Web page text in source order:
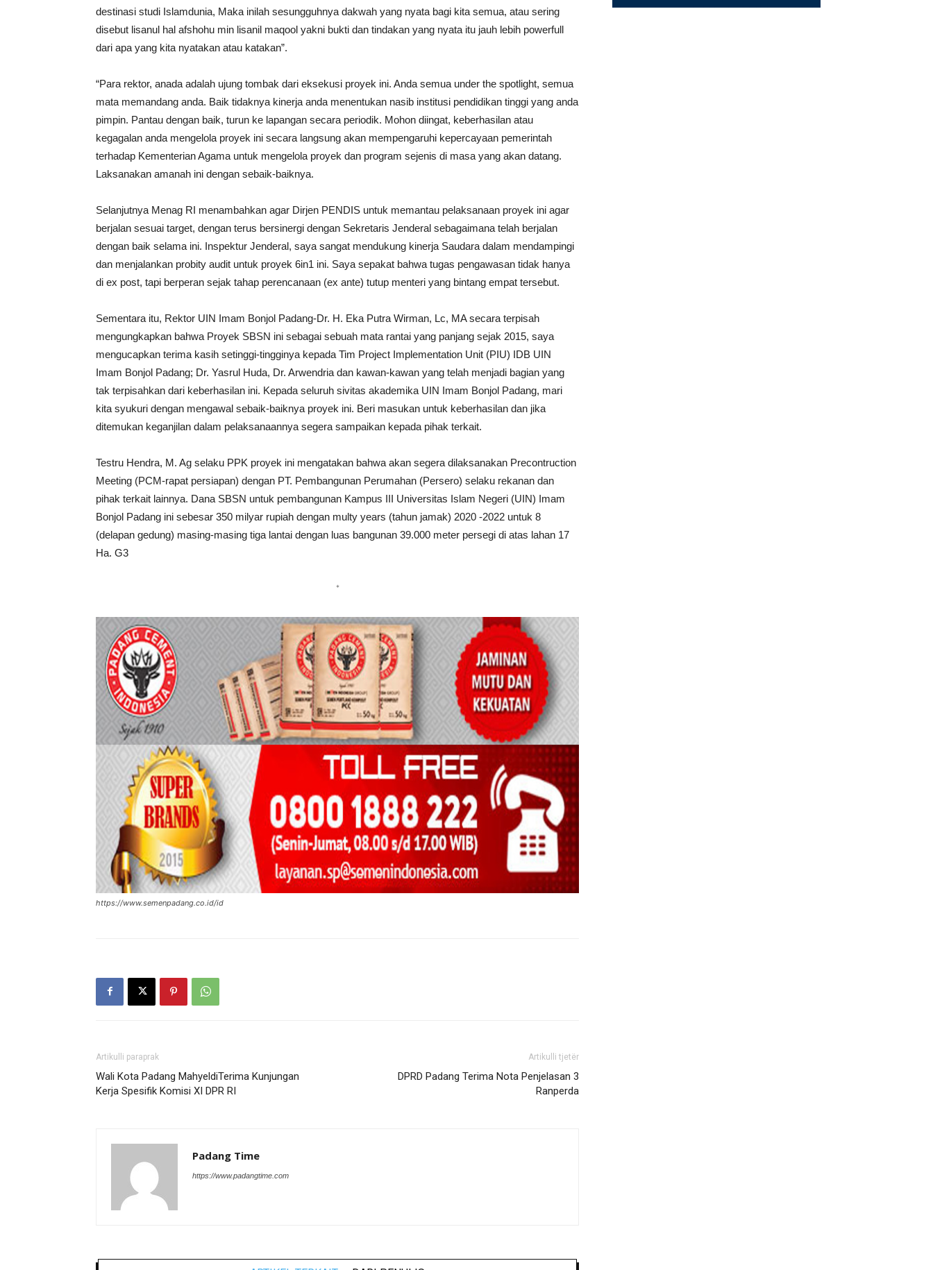
destinasi studi Islamdunia, Maka inilah sesungguhnya dakwah yang nyata bagi kita semua, atau sering
disebut lisanul hal afshohu min lisanil maqool yakni bukti dan tindakan yang nyata itu jauh lebih powerfull
dari apa yang kita nyatakan atau katakan”.
“Para rektor, anada adalah ujung tombak dari eksekusi proyek ini. Anda semua under the spotlight, semua
mata memandang anda. Baik tidaknya kinerja anda menentukan nasib institusi pendidikan tinggi yang anda
pimpin. Pantau dengan baik, turun ke lapangan secara periodik. Mohon diingat, keberhasilan atau
kegagalan anda mengelola proyek ini secara langsung akan mempengaruhi kepercayaan pemerintah
terhadap Kementerian Agama untuk mengelola proyek dan program sejenis di masa yang akan datang.
Laksanakan amanah ini dengan sebaik-baiknya.
Selanjutnya Menag RI menambahkan agar Dirjen PENDIS untuk memantau pelaksanaan proyek ini agar
berjalan sesuai target, dengan terus bersinergi dengan Sekretaris Jenderal sebagaimana telah berjalan
dengan baik selama ini. Inspektur Jenderal, saya sangat mendukung kinerja Saudara dalam mendampingi
dan menjalankan probity audit untuk proyek 6in1 ini. Saya sepakat bahwa tugas pengawasan tidak hanya
di ex post, tapi berperan sejak tahap perencanaan (ex ante) tutup menteri yang bintang empat tersebut.
Sementara itu, Rektor UIN Imam Bonjol Padang-Dr. H. Eka Putra Wirman, Lc, MA secara terpisah
mengungkapkan bahwa Proyek SBSN ini sebagai sebuah mata rantai yang panjang sejak 2015, saya
mengucapkan terima kasih setinggi-tingginya kepada Tim Project Implementation Unit (PIU) IDB UIN
Imam Bonjol Padang; Dr. Yasrul Huda, Dr. Arwendria dan kawan-kawan yang telah menjadi bagian yang
tak terpisahkan dari keberhasilan ini. Kepada seluruh sivitas akademika UIN Imam Bonjol Padang, mari
kita syukuri dengan mengawal sebaik-baiknya proyek ini. Beri masukan untuk keberhasilan dan jika
ditemukan keganjilan dalam pelaksanaannya segera sampaikan kepada pihak terkait.
Testru Hendra, M. Ag selaku PPK proyek ini mengatakan bahwa akan segera dilaksanakan Precontruction
Meeting (PCM-rapat persiapan) dengan PT. Pembangunan Perumahan (Persero) selaku rekanan dan
pihak terkait lainnya. Dana SBSN untuk pembangunan Kampus III Universitas Islam Negeri (UIN) Imam
Bonjol Padang ini sebesar 350 milyar rupiah dengan multy years (tahun jamak) 2020 -2022 untuk 8
(delapan gedung) masing-masing tiga lantai dengan luas bangunan 39.000 meter persegi di atas lahan 17
Ha. G3
*
https://www.semenpadang.co.id/id
Artikulli paraprak
Wali Kota Padang MahyeldiTerima Kunjungan
Kerja Spesifik Komisi XI DPR RI
Artikulli tjetër
DPRD Padang Terima Nota Penjelasan 3
Ranperda
Padang Time
https://www.padangtime.com